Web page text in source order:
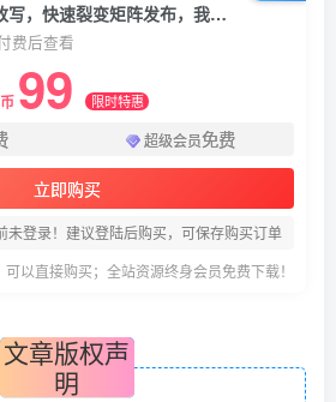
利用一个插件自动AI改写，快速裂变矩阵发布，我目前300个号每月7W+
费后查看
99 限时特惠
超级会员免费
立即购买
未登录！建议登陆后购买，可保存购买订单
以直接购买；全站资源终身会员免费下载！
文章版权声
明